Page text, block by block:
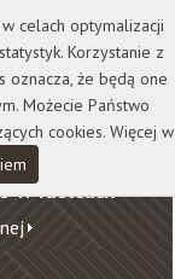
w Kielcach
celach optymalizacji
Korzystanie z
oznacza, że będą one
Możecie Państwo
cookies. Więcej w